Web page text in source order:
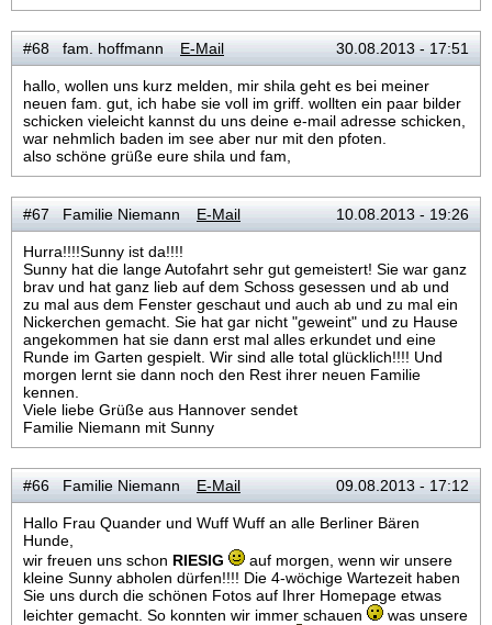
#68 fam. hoffmann E-Mail 30.08.2013 - 17:51
hallo, wollen uns kurz melden, mir shila geht es bei meiner
neuen fam. gut, ich habe sie voll im griff. wollten ein paar bilder
schicken vieleicht kannst du uns deine e-mail adresse schicken,
war nehmlich baden im see aber nur mit den pfoten.
also schöne grüße eure shila und fam,
#67 Familie Niemann E-Mail 10.08.2013 - 19:26
Hurra!!!!Sunny ist da!!!!
Sunny hat die lange Autofahrt sehr gut gemeistert! Sie war ganz
brav und hat ganz lieb auf dem Schoss gesessen und ab und
zu mal aus dem Fenster geschaut und auch ab und zu mal ein
Nickerchen gemacht. Sie hat gar nicht "geweint" und zu Hause
angekommen hat sie dann erst mal alles erkundet und eine
Runde im Garten gespielt. Wir sind alle total glücklich!!!! Und
morgen lernt sie dann noch den Rest ihrer neuen Familie
kennen.
Viele liebe Grüße aus Hannover sendet
Familie Niemann mit Sunny
#66 Familie Niemann E-Mail 09.08.2013 - 17:12
Hallo Frau Quander und Wuff Wuff an alle Berliner Bären
Hunde,
wir freuen uns schon RIESIG
auf morgen, wenn wir unsere
kleine Sunny abholen dürfen!!!! Die 4-wöchige Wartezeit haben
Sie uns durch die schönen Fotos auf Ihrer Homepage etwas
leichter gemacht. So konnten wir immer schauen
was unsere